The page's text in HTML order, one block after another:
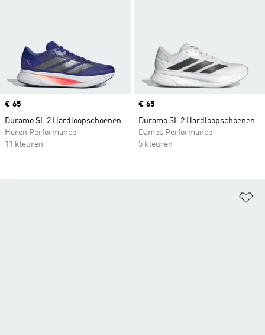
Price
€ 65
Duramo SL 2 Hardloopschoenen
Heren Performance
11 kleuren
Price
€ 65
Duramo SL 2 Hardloopschoenen
Dames Performance
5 kleuren